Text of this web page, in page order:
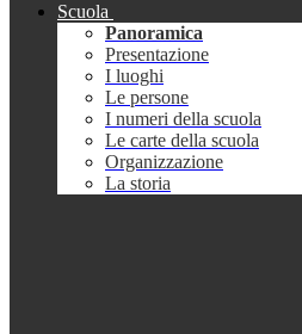
Scuola
Panoramica
Presentazione
I luoghi
Le persone
I numeri della scuola
Le carte della scuola
Organizzazione
La storia